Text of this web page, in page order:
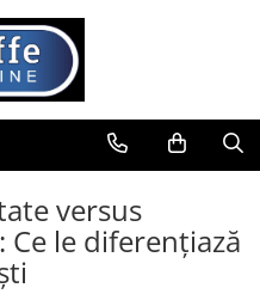
versus
Ce le diferențiază